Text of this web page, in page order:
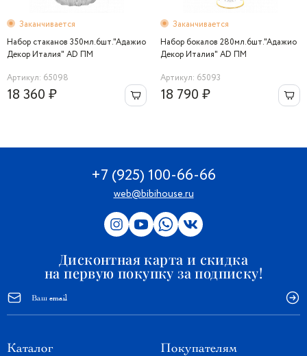
Заканчивается
Набор стаканов 350мл.6шт."Адажио
Декор Италия" AD ПМ
Артикул: 65098
18 360 ₽
Заканчивается
Набор бокалов 280мл.6шт."Адажио
Декор Италия" AD ПМ
Артикул: 65093
18 790 ₽
+7 (925) 100-66-66
web@bibihouse.ru
Дисконтная карта и скидка
на первую покупку за подписку!
Каталог Покупателям